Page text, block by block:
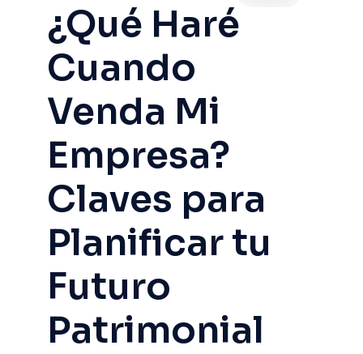
¿Qué Haré
Cuando
Venda Mi
Empresa?
Claves para
Planificar tu
Futuro
Patrimonial